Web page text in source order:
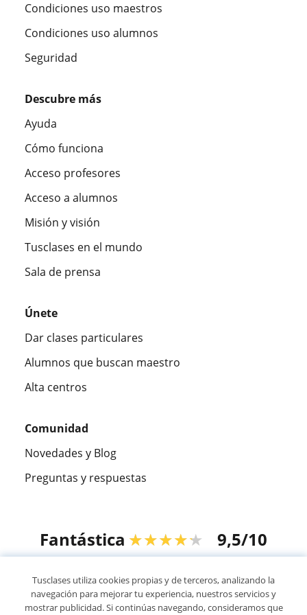
Condiciones uso maestros
Condiciones uso alumnos
Seguridad
Descubre más
Ayuda
Cómo funciona
Acceso profesores
Acceso a alumnos
Misión y visión
Tusclases en el mundo
Sala de prensa
Únete
Dar clases particulares
Alumnos que buscan maestro
Alta centros
Comunidad
Novedades y Blog
Preguntas y respuestas
Fantástica ★★★★★ 9,5/10
© 2007 - 2026 Tusclases.mx
Tusclases utiliza cookies propias y de terceros, analizando la
navegación para mejorar tu experiencia, nuestros servicios y
mostrar publicidad. Si continúas navegando, consideramos que